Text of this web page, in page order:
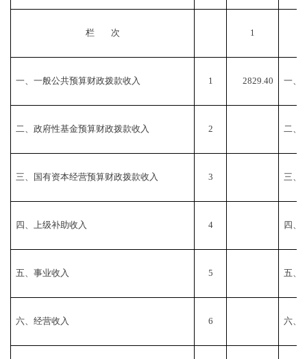
栏 次 1
一、一般公共预算财政拨款收入 1 2829.40 一、
二、政府性基金预算财政拨款收入 2 二、
三、国有资本经营预算财政拨款收入 3 三、
四、上级补助收入 4 四、
五、事业收入 5 五、
六、经营收入 6 六、